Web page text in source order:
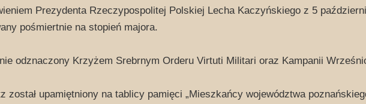
Prezydenta Rzeczypospolitej Polskiej Lecha Kaczyńskiego z 5
pośmiertnie na stopień majora.
odznaczony Krzyżem Srebrnym Orderu Virtuti Militari oraz Kampanii
został upamiętniony na tablicy pamięci „Mieszkańcy województwa